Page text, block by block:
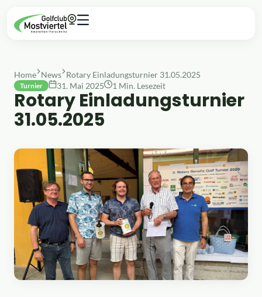
Home News Rotary Einladungsturnier 31.05.2025
Turnier 31. Mai 2025 1 Min. Lesezeit
Rotary Einladungsturnier
31.05.2025